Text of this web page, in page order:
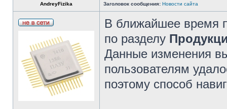
AndreyFizika Заголовок сообщения: Новости сайта
В ближайшее время
по разделу
Данные изменения
пользователям
поэтому способ